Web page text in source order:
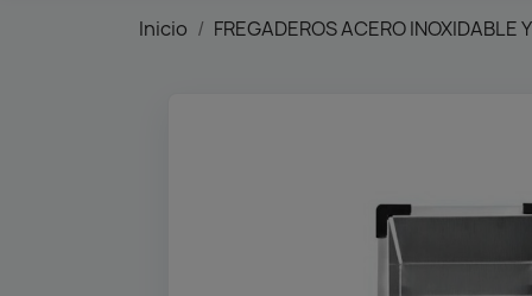
Inicio FREGADEROS ACERO INOXIDABLE